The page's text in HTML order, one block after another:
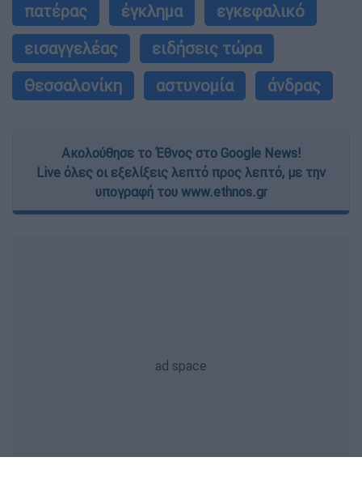
πατέρας έγκλημα
εγκεφαλικό
εισαγγελέας
ειδήσεις τώρα
Θεσσαλονίκη
αστυνομία άνδρας
Ακολούθησε το Έθνος στο Google News!
Live όλες οι εξελίξεις λεπτό προς λεπτό, με την
υπογραφή του www.ethnos.gr